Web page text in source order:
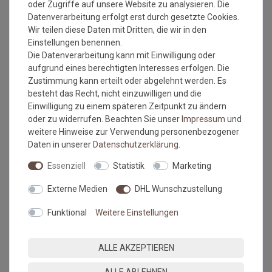
nicht für Treppenstufen geeignet, wegen dem
Latexrücken = zu unflexibel
Bitte beachten Sie immer die
Verlege - und Pflegehinweise
des Herstellers.
Wichtiger Hinweis:
Maßtoleranzen von 1-3 % können auftreten und sind völlig
normal. Sonderanfertigungen im Wunschmaß sind vom
Umtausch/Rückgabe ausgeschlossen.
Kleine Unregelmäßigkeiten (z.b. Noppenübersprünge) in
Struktur und Farbe machen den Reiz von Naturfasern aus.
Farbabweichungen zwischen Bildschirmfoto und Original sind
anzufordern.
oder Zugriffe auf unsere Website zu analysieren. Die
Datenverarbeitung erfolgt erst durch gesetzte Cookies.
Wir teilen diese Daten mit Dritten, die wir in den
Einstellungen benennen.
Die Datenverarbeitung kann mit Einwilligung oder
aufgrund eines berechtigten Interesses erfolgen. Die
Zustimmung kann erteilt oder abgelehnt werden. Es
besteht das Recht, nicht einzuwilligen und die
Einwilligung zu einem späteren Zeitpunkt zu ändern
oder zu widerrufen. Beachten Sie unserImpressum und
weitere Hinweise zur Verwendung personenbezogener
Daten in unsererDaten­schutz­erklärung
Essenziell Statistik Marketing
Externe Medien DHL Wunschzustellung
Funktional Weitere Einstellungen
ALLE AKZEPTIEREN